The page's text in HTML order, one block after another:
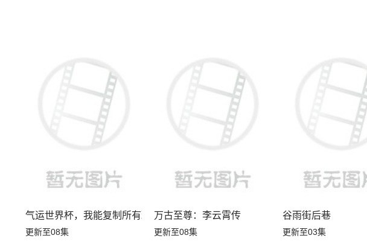
气运世界杯，我能复制所有球星技能
更新至08集
万古至尊：李云霄传
更新至08集
谷雨街后巷
更新至03集